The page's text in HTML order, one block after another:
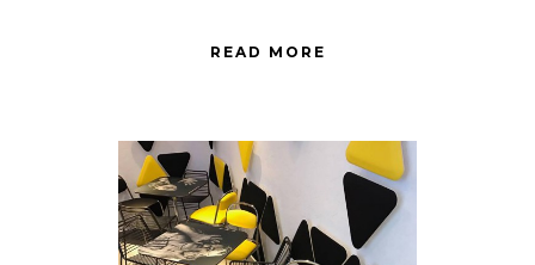
READ MORE